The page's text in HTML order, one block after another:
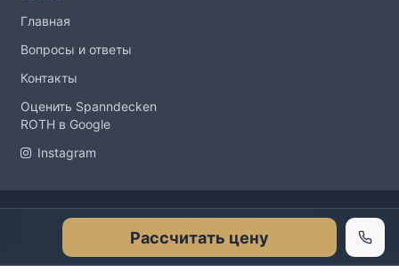
Главная
Вопросы и ответы
Контакты
Оценить Spanndecken
ROTH в Google
Instagram
Copyright Spanndecken ROTH ® 2012-2026 |Impressum|
DatenschutzerklärungРассчитать цену